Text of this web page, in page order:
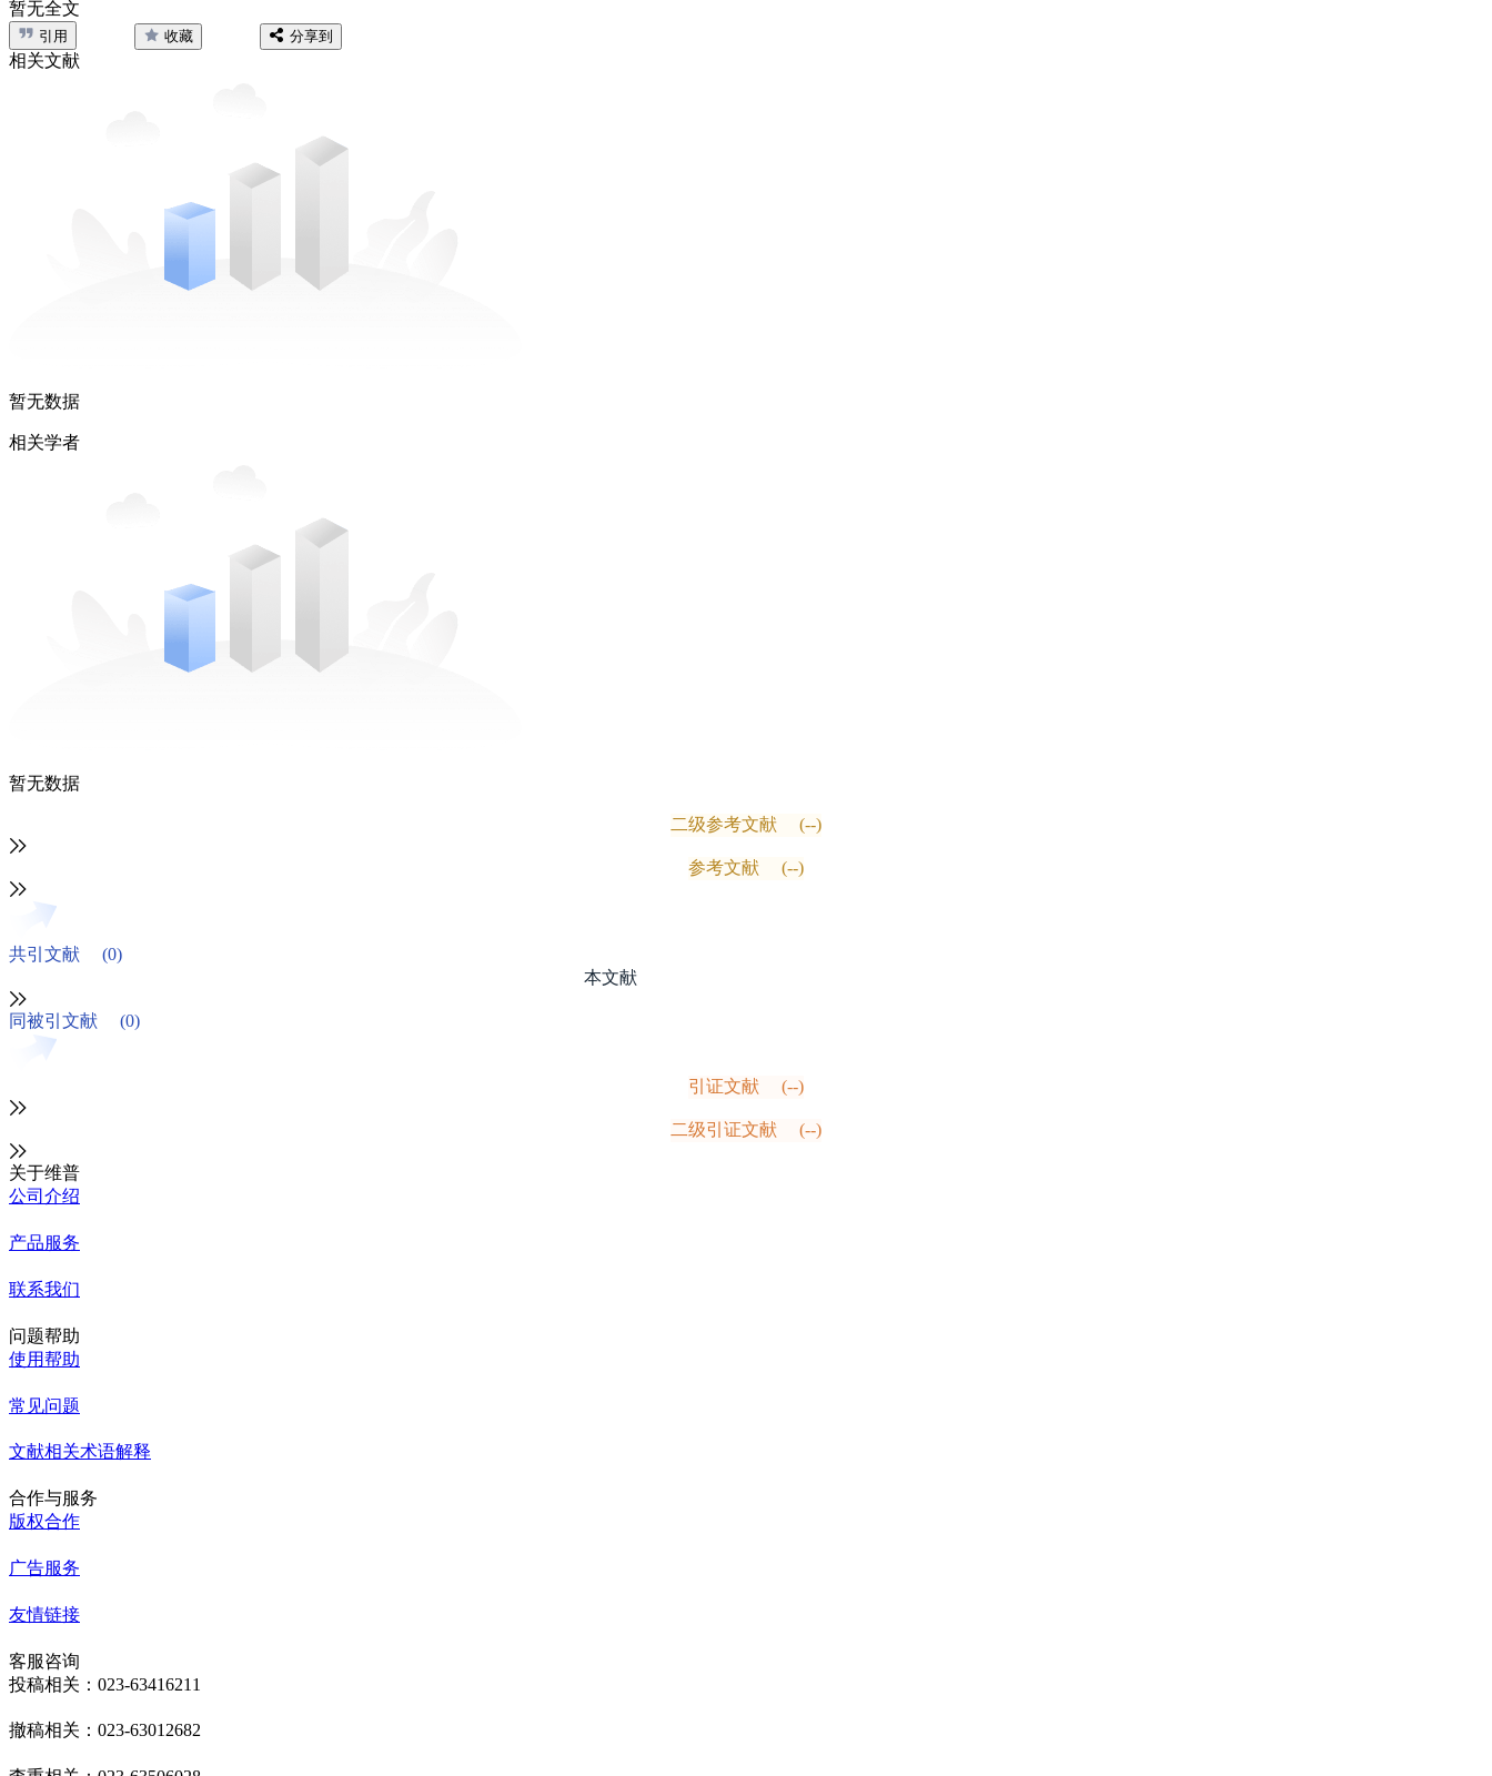
暂无全文
引用 收藏 分享到
相关文献
暂无数据
相关学者
暂无数据
二级参考文献 (--)
参考文献 (--)
共引文献
(0)
本文献
同被引文献 (0)
引证文献 (--)
二级引证文献 (--)
关于维普
公司介绍
产品服务
联系我们
问题帮助
使用帮助
常见问题
文献相关术语解释
合作与服务
版权合作
广告服务
友情链接
客服咨询
投稿相关：023-63416211
撤稿相关：023-63012682